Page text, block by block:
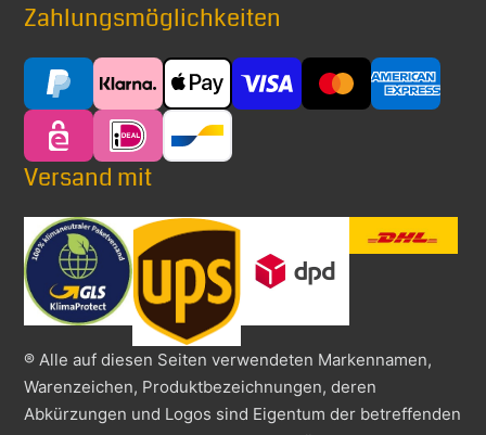
Zahlungsmöglichkeiten
Versand mit
® Alle auf diesen Seiten verwendeten Markennamen,
Warenzeichen, Produktbezeichnungen, deren
Abkürzungen und Logos sind Eigentum der betreffenden